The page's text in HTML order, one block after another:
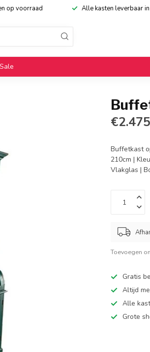
op voorraad Alle kasten leverbaar
Sale
Buffetkast
210cm |
Vlakglas |
Toevoegen
Gratis
Altijd
Alle
Grote